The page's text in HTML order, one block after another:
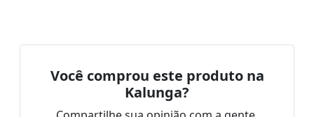
Você comprou este produto na
Kalunga?